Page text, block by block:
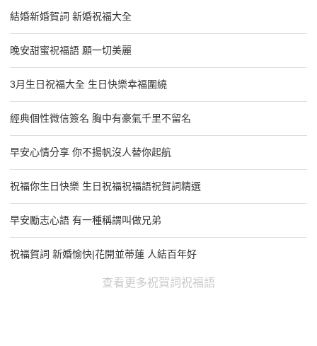
結婚新婚賀詞 新婚祝福大全
晚安甜蜜祝福語 願一切美麗
3月生日祝福大全 生日快樂幸福圍繞
經典個性微信簽名 胸中有豪氣千里不留名
早安心情分享 你不揚帆沒人替你起航
祝福你生日快樂 生日祝福祝福語祝賀詞精選
早安勵志心語 有一種稱謂叫做兄弟
祝福賀詞 新婚愉快|花開並蒂蓮 人結百年好
查看更多祝賀詞祝福語